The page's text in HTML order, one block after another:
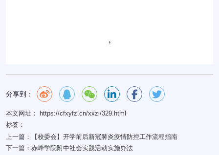
分享到：
本文网址： https://cfxyfz.cn/xxzl/329.html
标签：
上一篇：
【校委会】开学前后新冠肺炎疫情防控工作流程指南
下一篇： 赤峰学院附中社会实践活动实施办法